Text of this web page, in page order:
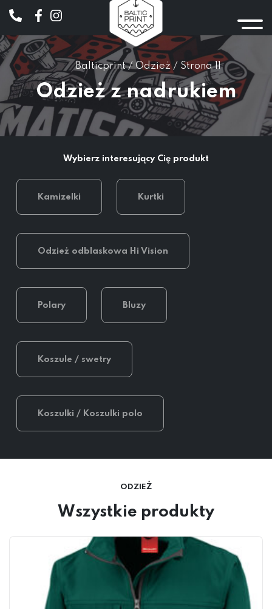
Balticprint/ Odzież/ Strona 11
Odzież z nadrukiem
Wybierz interesujący Cię produkt
Kamizelki Kurtki
Odzież odblaskowa Hi Vision
Polary Bluzy
Koszule / swetry
Koszulki / Koszulki polo
ODZIEŻ
Wszystkie produkty